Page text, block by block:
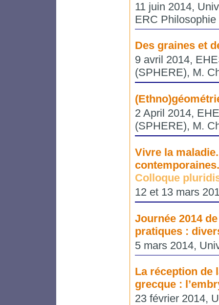
11 juin 2014,
ERC
Des graines et
9 avril 2014,
(SPHERE), M.
2 April 2014,
(SPHERE), M.
Vivre la
contemporaines.
Colloque
12 et 13 mars
Journée 2014
pratiques :
5 mars 2014,
La réception de
grecque :
23 février 2014,